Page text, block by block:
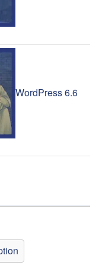
WordPress 6.6